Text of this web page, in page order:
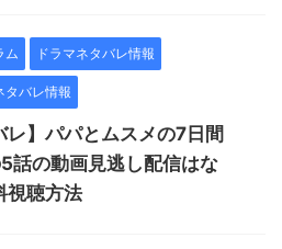
ム ドラマネタバレ情報
タバレ情報
レ】パパとムスメの7日間
話の動画見逃し配信はな
視聴方法